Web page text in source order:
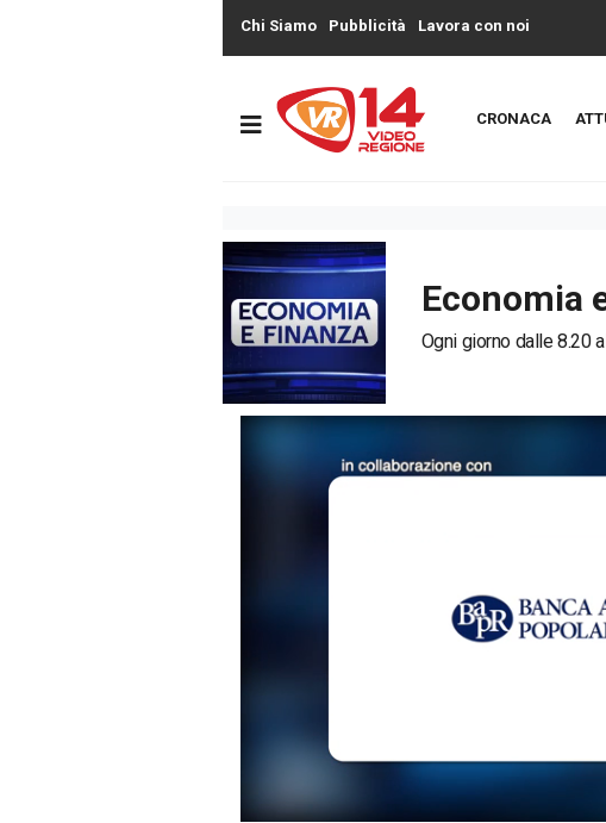
Chi Siamo Pubblicità Lavora con noi
CRONACA
Economia
Ogni giorno dalle 8.20